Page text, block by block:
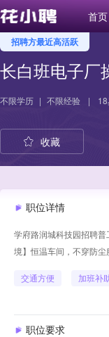
首页
招聘方最近高活跃
长白班电子厂
不限学历 | 不限经验 |
收藏
职位详情
学府路润城科技园招聘
境】恒温车间，不穿防
交通方便 加班补
职位要求